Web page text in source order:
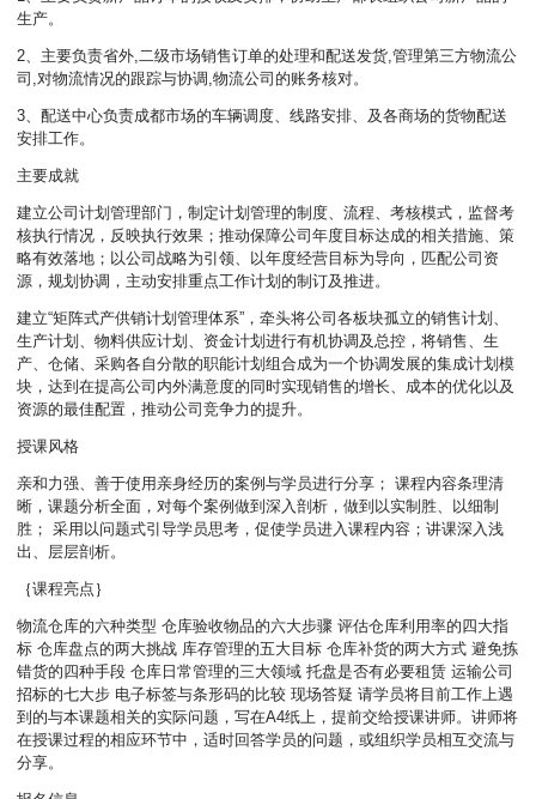
生产。
2、主要负责省外,二级市场销售订单的处理和配送发货,管理第三方物流公
司,对物流情况的跟踪与协调,物流公司的账务核对。
3、配送中心负责成都市场的车辆调度、线路安排、及各商场的货物配送
安排工作。
主要成就
建立公司计划管理部门，制定计划管理的制度、流程、考核模式，监督考
核执行情况，反映执行效果；推动保障公司年度目标达成的相关措施、策
略有效落地；以公司战略为引领、以年度经营目标为导向，匹配公司资
源，规划协调，主动安排重点工作计划的制订及推进。
建立“矩阵式产供销计划管理体系”，牵头将公司各板块孤立的销售计划、
生产计划、物料供应计划、资金计划进行有机协调及总控，将销售、生
产、仓储、采购各自分散的职能计划组合成为一个协调发展的集成计划模
块，达到在提高公司内外满意度的同时实现销售的增长、成本的优化以及
资源的最佳配置，推动公司竞争力的提升。
授课风格
亲和力强、善于使用亲身经历的案例与学员进行分享； 课程内容条理清
晰，课题分析全面，对每个案例做到深入剖析，做到以实制胜、以细制
胜； 采用以问题式引导学员思考，促使学员进入课程内容；讲课深入浅
出、层层剖析。
｛课程亮点｝
物流仓库的六种类型 仓库验收物品的六大步骤 评估仓库利用率的四大指
标 仓库盘点的两大挑战 库存管理的五大目标 仓库补货的两大方式 避免拣
错货的四种手段 仓库日常管理的三大领域 托盘是否有必要租赁 运输公司
招标的七大步 电子标签与条形码的比较 现场答疑 请学员将目前工作上遇
到的与本课题相关的实际问题，写在A4纸上，提前交给授课讲师。讲师将
在授课过程的相应环节中，适时回答学员的问题，或组织学员相互交流与
分享。